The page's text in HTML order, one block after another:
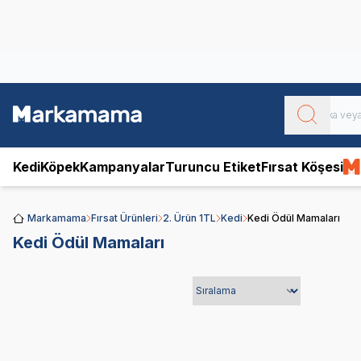
KediKöpekKampanyalarTuruncu EtiketFırsat Köşesi
Markamama Fırsat Ürünleri 2. Ürün 1TL Kedi Kedi Ödül Mamaları
Kedi Ödül Mamaları